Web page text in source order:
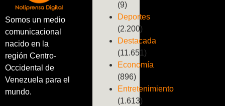
Somos un medio
comunicacional
nacido en la
región Centro-
Occidental de
Venezuela para el
mundo.
(9)
Deportes
(2.200)
Destacada
(11.651)
Economía
(896)
Entretenimiento
(1.613)